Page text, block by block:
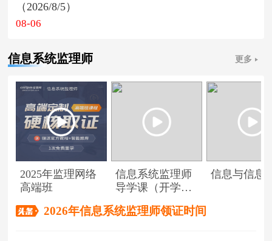
（2026/8/5）
08-06
信息系统监理师 更多
2025年监理网络
高端班
信息系统监理师
导学课（开学典
信息与信息
2026年信息系统监理师领证时间